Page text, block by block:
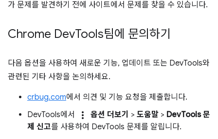
가 문제를 발견하기 전에 사이트에서 문제를 찾을 수 있습니다.
Chrome DevTools팀에 문의하기
다음 옵션을 사용하여 새로운 기능, 업데이트 또는 DevTools와
관련된 기타 사항을 논의하세요.
crbug.com에서 의견 및 기능 요청을 제출합니다.
DevTools에서
more_vert 옵션 더보기 > 도움말 > DevTools 문
제 신고를 사용하여 DevTools 문제를 알립니다.